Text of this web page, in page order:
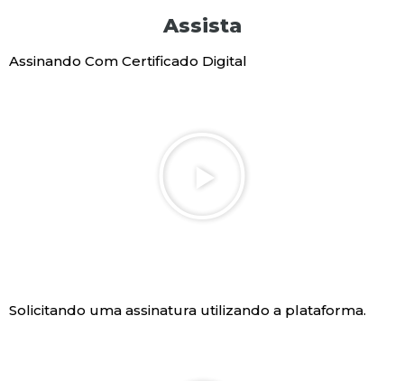
Assista
Assinando Com Certificado Digital
Solicitando uma assinatura utilizando a plataforma.